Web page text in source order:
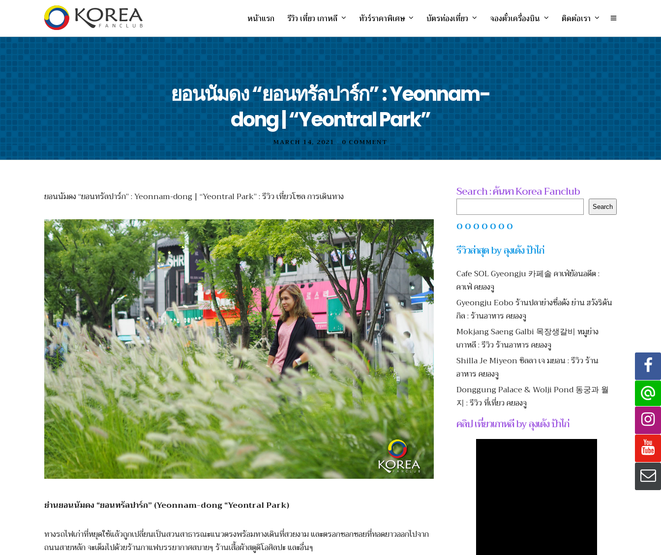
หน้าแรก รีวิว เที่ยว เกาหลี ทัวร์ราคาพิเศษ บัตรท่องเที่ยว จองตั๋วเครื่องบิน ติดต่อเรา
ยอนนัมดง “ยอนทรัลปาร์ก” : Yeonnam-
dong | “Yeontral Park”
MARCH 14, 2021 • 0 COMMENT
ยอนนัมดง “ยอนทรัลปาร์ก” : Yeonnam-dong | “Yeontral Park” : รีวิว เที่ยวโซล การเดินทาง
ย่านยอนนัมดง “ยอนทรัลปาร์ก” (Yeonnam-dong “Yeontral Park)
ทางรถไฟเก่าที่หยุดใช้แล้วถูกเปลี่ยนเป็นสวนสาธารณะแนวตรงพร้อมทางเดินที่สวยงาม และตรอกซอกซอยที่ทอดยาวออกไปจาก
ถนนสายหลัก จะเต็มไปด้วยร้านกาแฟบรรยากาศสบายๆ ร้านเสื้อผ้าสตูดิโอศิลปะ และอื่นๆ
Search : ค้นหา Korea Fanclub
Search
O O O O O O O
รีวิวล่าสุด by ลุงเด้ง ป้าไก่
Cafe SOL Gyeongju 카페솔 คาเฟ่ย้อนอดีต :
คาเฟ่ คยองจู
Gyeongju Eobo ร้านปลาย่างชื่อดัง ย่าน ฮวังริดัน
กิล : ร้านอาหาร คยองจู
Mokjang Saeng Galbi 목장생갈비 หมูย่าง
เกาหลี : รีวิว ร้านอาหาร คยองจู
Shilla Je Miyeon ชิลลา เจ มยอน : รีวิว ร้าน
อาหาร คยองจู
Donggung Palace & Wolji Pond 동궁과 월
지 : รีวิว ที่เที่ยว คยองจู
คลิป เที่ยวเกาหลี by ลุงเด้ง ป้าไก่